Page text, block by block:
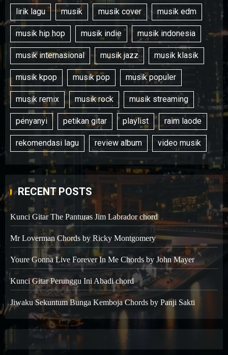
lirik lagu musik musik cover musik edm
musik hip hop musik indie musik indonesia
musik internasional musik jazz musik klasik
musik kpop musik pop musik populer
musik remix musik rock musik streaming
penyanyi petikan gitar playlist raim laode
rekomendasi lagu review album video musik
RECENT POSTS
Kunci Gitar The Panturas Jim Labrador chord
Mr Loverman Chords by Ricky Montgomery
Youre Gonna Live Forever In Me Chords by John Mayer
Kunci Gitar Perunggu Ini Abadi chord
Jiwaku Sekuntum Bunga Kemboja Chords by Panji Sakti